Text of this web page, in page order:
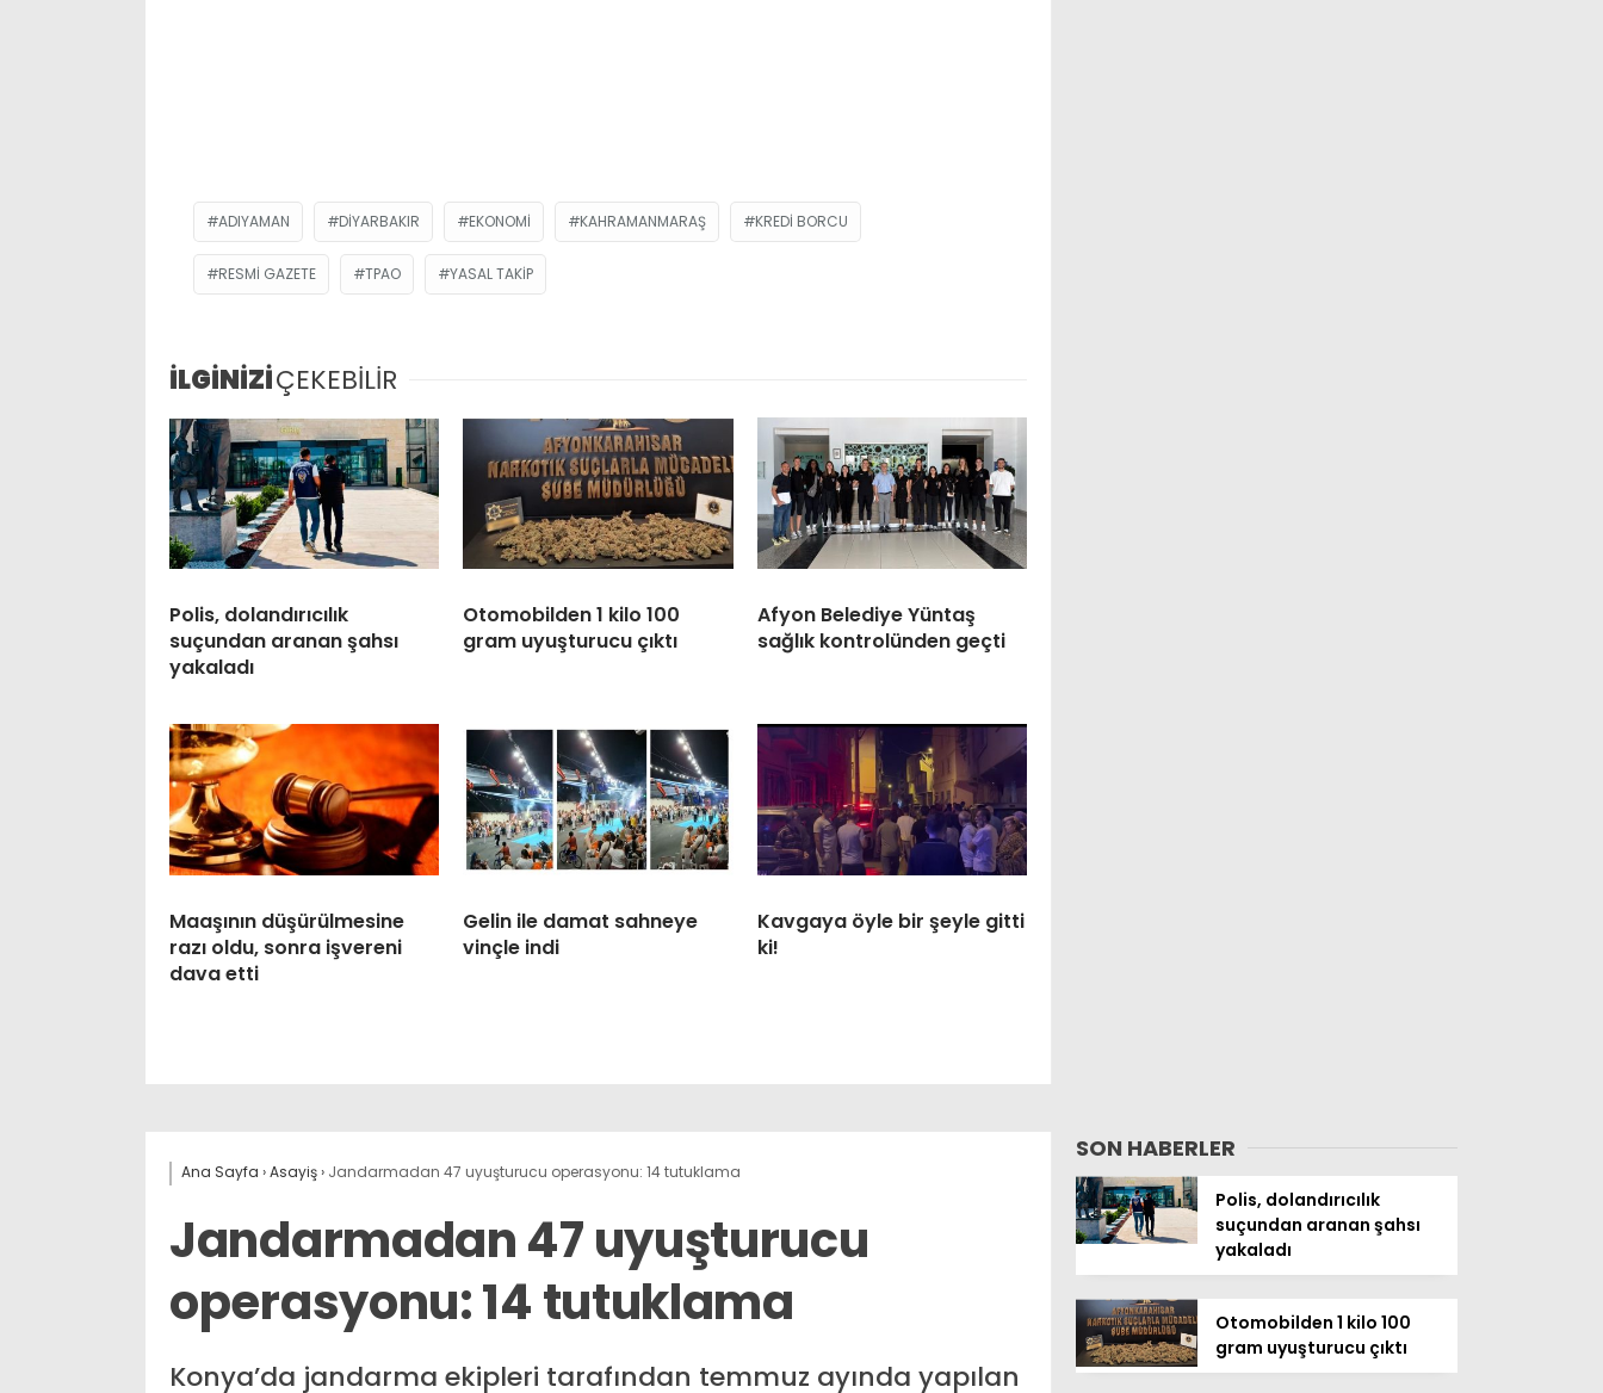
ADIYAMAN DIYARBAKIR EKONOMI KAHRAMANMARAŞ KREDI BORCU
RESMİ GAZETE TPAO YASAL TAKIP
İLGİNİZİÇEKEBİLİR
Polis, dolandırıcılık
suçundan aranan şahsı
yakaladı
Otomobilden 1 kilo 100
gram uyuşturucu çıktı
Afyon Belediye Yüntaş
sağlık kontrolünden geçti
Maaşının düşürülmesine
razı oldu, sonra işvereni
dava etti
Gelin ile damat sahneye
vinçle indi
Kavgaya öyle bir şeyle gitti
ki!
Ana Sayfa ›Asayiş› Jandarmadan 47 uyuşturucu operasyonu: 14 tutuklama
Jandarmadan 47 uyuşturucu
operasyonu: 14 tutuklama
Konya’da jandarma ekipleri tarafından temmuz ayında yapılan
SON HABERLER
Polis, dolandırıcılık
suçundan aranan şahsı
yakaladı
Otomobilden 1 kilo 100
gram uyuşturucu çıktı